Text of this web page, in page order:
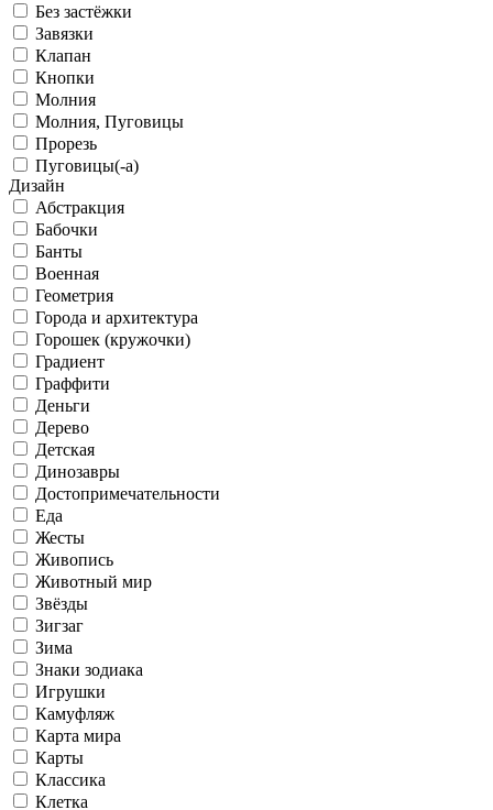
Без застёжки
Завязки
Клапан
Кнопки
Молния
Молния, Пуговицы
Прорезь
Пуговицы(-а)
Дизайн
Абстракция
Бабочки
Банты
Военная
Геометрия
Города и архитектура
Горошек (кружочки)
Градиент
Граффити
Деньги
Дерево
Детская
Динозавры
Достопримечательности
Еда
Жесты
Живопись
Животный мир
Звёзды
Зигзаг
Зима
Знаки зодиака
Игрушки
Камуфляж
Карта мира
Карты
Классика
Клетка